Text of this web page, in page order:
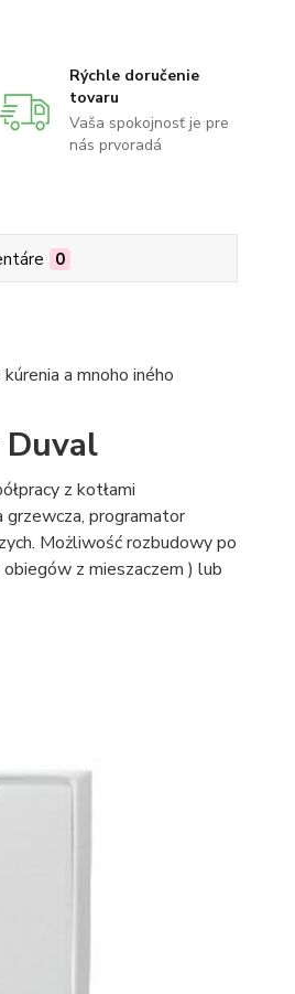
Rýchle doručenie
tovaru
Vaša spokojnosť je pre
nás prvoradá
0
a mnoho iného
z kotłami
programator
Możliwość rozbudowy po
z mieszaczem ) lub